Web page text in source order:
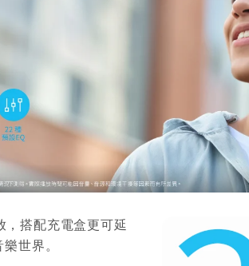
搭配充電盒更可延
世界。